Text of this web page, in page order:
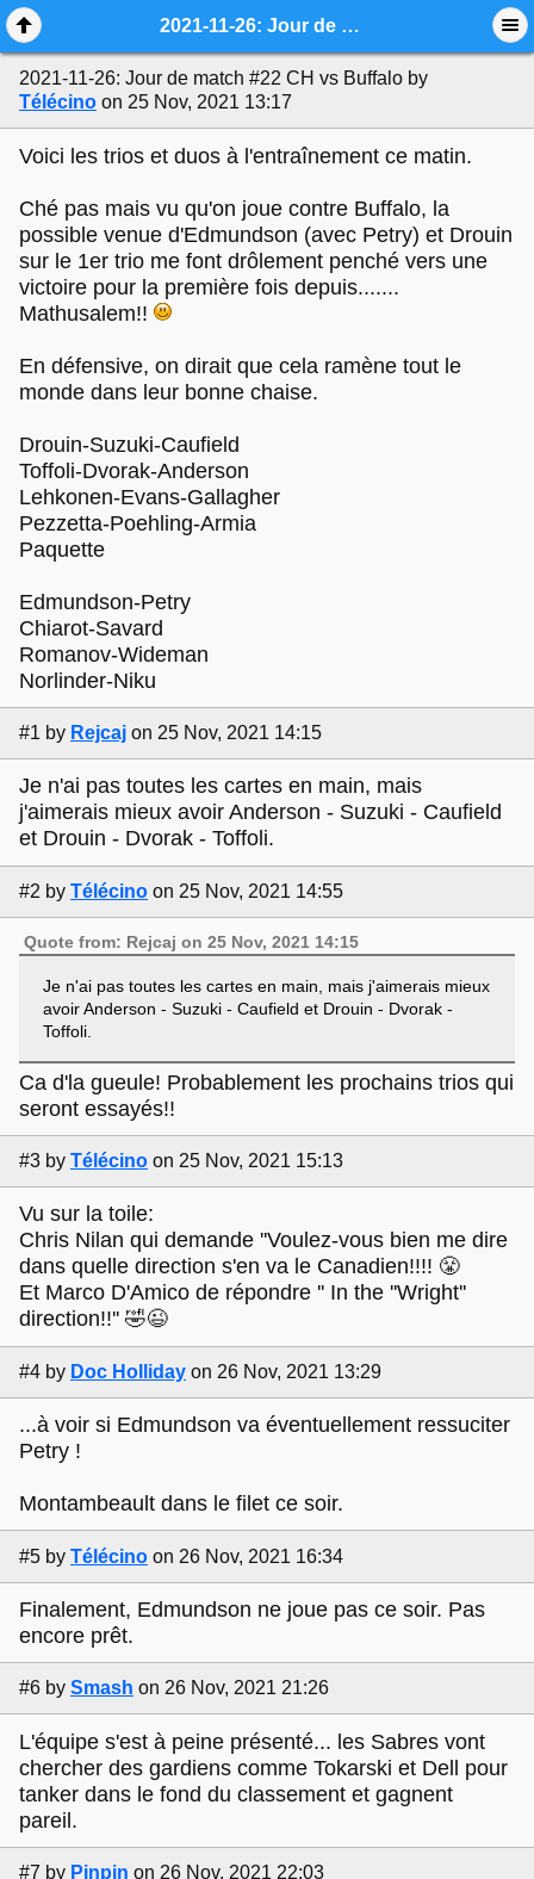
2021-11-26: Jour de match #22 CH vs Buffalo
2021-11-26: Jour de match #22 CH vs Buffalo by
Télécino on 25 Nov, 2021 13:17
Voici les trios et duos à l'entraînement ce matin.
Ché pas mais vu qu'on joue contre Buffalo, la
possible venue d'Edmundson (avec Petry) et Drouin
sur le 1er trio me font drôlement penché vers une
victoire pour la première fois depuis.......
Mathusalem!!
En défensive, on dirait que cela ramène tout le
monde dans leur bonne chaise.
Drouin-Suzuki-Caufield
Toffoli-Dvorak-Anderson
Lehkonen-Evans-Gallagher
Pezzetta-Poehling-Armia
Paquette
Edmundson-Petry
Chiarot-Savard
Romanov-Wideman
Norlinder-Niku
#1 by Rejcaj on 25 Nov, 2021 14:15
Je n'ai pas toutes les cartes en main, mais
j'aimerais mieux avoir Anderson - Suzuki - Caufield
et Drouin - Dvorak - Toffoli.
#2 by Télécino on 25 Nov, 2021 14:55
Quote from: Rejcaj on 25 Nov, 2021 14:15
Je n'ai pas toutes les cartes en main, mais j'aimerais mieux
avoir Anderson - Suzuki - Caufield et Drouin - Dvorak -
Toffoli.
Ca d'la gueule! Probablement les prochains trios qui
seront essayés!!
#3 by Télécino on 25 Nov, 2021 15:13
Vu sur la toile:
Chris Nilan qui demande ''Voulez-vous bien me dire
dans quelle direction s'en va le Canadien!!!! 😤
Et Marco D'Amico de répondre '' In the ''Wright''
direction!!'' 🤣😉
#4 by Doc Holliday on 26 Nov, 2021 13:29
...à voir si Edmundson va éventuellement ressuciter
Petry !
Montambeault dans le filet ce soir.
#5 by Télécino on 26 Nov, 2021 16:34
Finalement, Edmundson ne joue pas ce soir. Pas
encore prêt.
#6 by Smash on 26 Nov, 2021 21:26
L'équipe s'est à peine présenté... les Sabres vont
chercher des gardiens comme Tokarski et Dell pour
tanker dans le fond du classement et gagnent
pareil.
#7 by Pinpin on 26 Nov, 2021 22:03